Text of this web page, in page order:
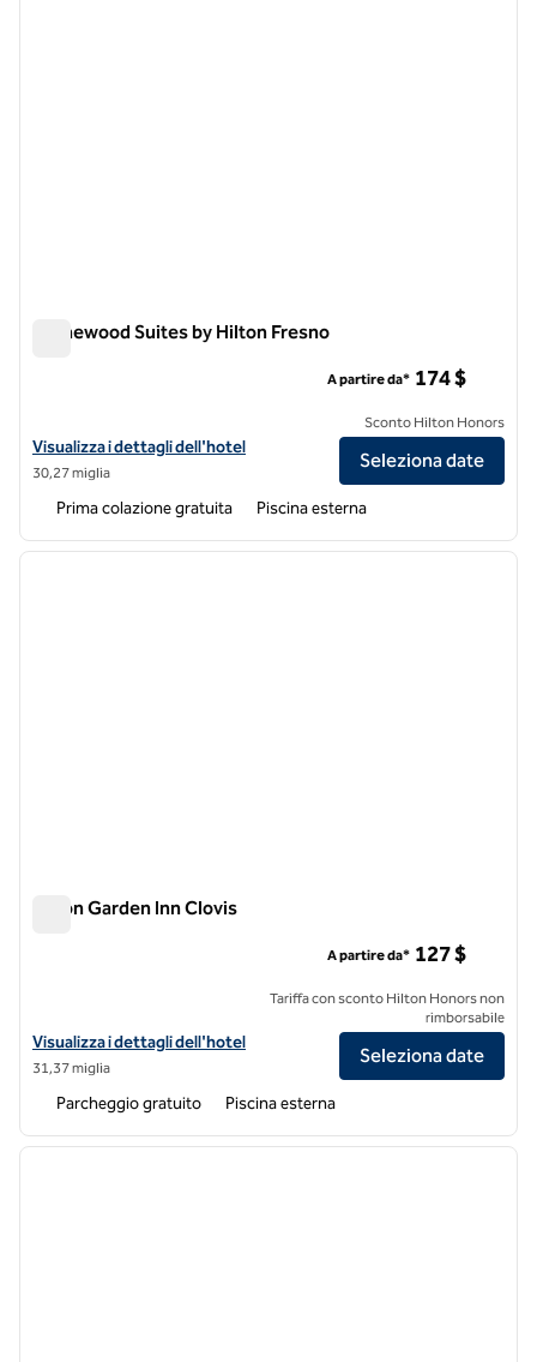
Homewood Suites by Hilton Fresno
Visualizza i dettagli dell'hotel Homewood Suites by Hilton Fresno
Visualizza i dettagli dell'hotel
30,27 miglia
A partire da* 174 $
Sconto Hilton Honors
Seleziona date
Prima colazione gratuita Piscina esterna
1 di 13
Hilton Garden Inn Clovis
Visualizza i dettagli dell'hotel Hilton Garden Inn Clovis
Visualizza i dettagli dell'hotel
31,37 miglia
A partire da* 127 $
Tariffa con sconto Hilton Honors non
rimborsabile
Seleziona date
Parcheggio gratuito Piscina esterna
1 di 12